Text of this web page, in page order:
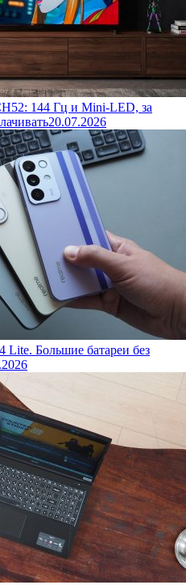
144 Гц и Mini-LED, за
20.07.2026
Lite. Большие батареи без